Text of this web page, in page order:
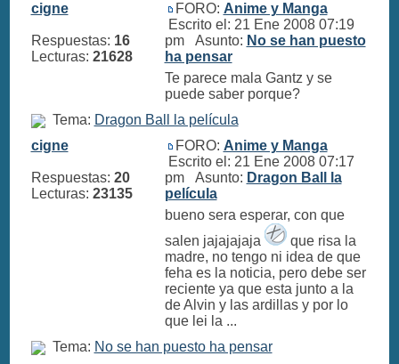
cigne
Respuestas: 16
Lecturas: 21628
FORO: Anime y Manga
Escrito el: 21 Ene 2008 07:19
pm Asunto: No se han puesto
ha pensar
Te parece mala Gantz y se
puede saber porque?
Tema: Dragon Ball la película
cigne
Respuestas: 20
Lecturas: 23135
FORO: Anime y Manga
Escrito el: 21 Ene 2008 07:17
pm Asunto: Dragon Ball la
película
bueno sera esperar, con que
salen jajajajaja
que risa la
madre, no tengo ni idea de que
feha es la noticia, pero debe ser
reciente ya que esta junto a la
de Alvin y las ardillas y por lo
que lei la ...
Tema: No se han puesto ha pensar